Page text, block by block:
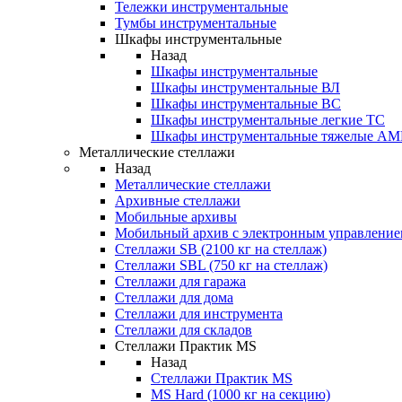
Тележки инструментальные
Тумбы инструментальные
Шкафы инструментальные
Назад
Шкафы инструментальные
Шкафы инструментальные ВЛ
Шкафы инструментальные ВС
Шкафы инструментальные легкие ТС
Шкафы инструментальные тяжелые
Металлические стеллажи
Назад
Металлические стеллажи
Архивные стеллажи
Мобильные архивы
Мобильный архив с электронным
Стеллажи SB (2100 кг на стеллаж)
Стеллажи SBL (750 кг на стеллаж)
Стеллажи для гаража
Стеллажи для дома
Стеллажи для инструмента
Стеллажи для складов
Стеллажи Практик MS
Назад
Стеллажи Практик MS
MS Hard (1000 кг на секцию)